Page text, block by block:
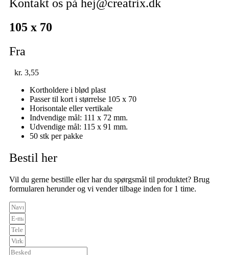
Kontakt os på hej@creatrix.dk
105 x 70
Fra
kr. 3,55
Kortholdere i blød plast
Passer til kort i størrelse 105 x 70
Horisontale eller vertikale
Indvendige mål: 111 x 72 mm.
Udvendige mål: 115 x 91 mm.
50 stk per pakke
Bestil her
Vil du gerne bestille eller har du spørgsmål til produktet? Brug
formularen herunder og vi vender tilbage inden for 1 time.